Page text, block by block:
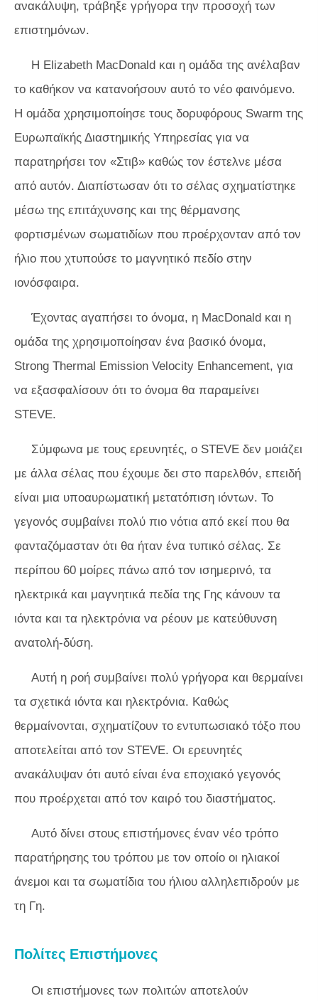
ανακάλυψη, τράβηξε γρήγορα την προσοχή των
επιστημόνων.
Η Elizabeth MacDonald και η ομάδα της ανέλαβαν
το καθήκον να κατανοήσουν αυτό το νέο φαινόμενο.
Η ομάδα χρησιμοποίησε τους δορυφόρους Swarm της
Ευρωπαϊκής Διαστημικής Υπηρεσίας για να
παρατηρήσει τον «Στιβ» καθώς τον έστελνε μέσα
από αυτόν. Διαπίστωσαν ότι το σέλας σχηματίστηκε
μέσω της επιτάχυνσης και της θέρμανσης
φορτισμένων σωματιδίων που προέρχονταν από τον
ήλιο που χτυπούσε το μαγνητικό πεδίο στην
ιονόσφαιρα.
Έχοντας αγαπήσει το όνομα, η MacDonald και η
ομάδα της χρησιμοποίησαν ένα βασικό όνομα,
Strong Thermal Emission Velocity Enhancement, για
να εξασφαλίσουν ότι το όνομα θα παραμείνει
STEVE.
Σύμφωνα με τους ερευνητές, ο STEVE δεν μοιάζει
με άλλα σέλας που έχουμε δει στο παρελθόν, επειδή
είναι μια υποαυρωματική μετατόπιση ιόντων. Το
γεγονός συμβαίνει πολύ πιο νότια από εκεί που θα
φανταζόμασταν ότι θα ήταν ένα τυπικό σέλας. Σε
περίπου 60 μοίρες πάνω από τον ισημερινό, τα
ηλεκτρικά και μαγνητικά πεδία της Γης κάνουν τα
ιόντα και τα ηλεκτρόνια να ρέουν με κατεύθυνση
ανατολή-δύση.
Αυτή η ροή συμβαίνει πολύ γρήγορα και θερμαίνει
τα σχετικά ιόντα και ηλεκτρόνια. Καθώς
θερμαίνονται, σχηματίζουν το εντυπωσιακό τόξο που
αποτελείται από τον STEVE. Οι ερευνητές
ανακάλυψαν ότι αυτό είναι ένα εποχιακό γεγονός
που προέρχεται από τον καιρό του διαστήματος.
Αυτό δίνει στους επιστήμονες έναν νέο τρόπο
παρατήρησης του τρόπου με τον οποίο οι ηλιακοί
άνεμοι και τα σωματίδια του ήλιου αλληλεπιδρούν με
τη Γη.
Πολίτες Επιστήμονες
Οι επιστήμονες των πολιτών αποτελούν